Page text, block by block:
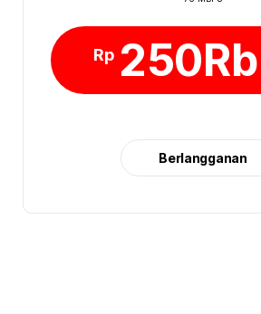
Rp 250Rb
Berlangganan